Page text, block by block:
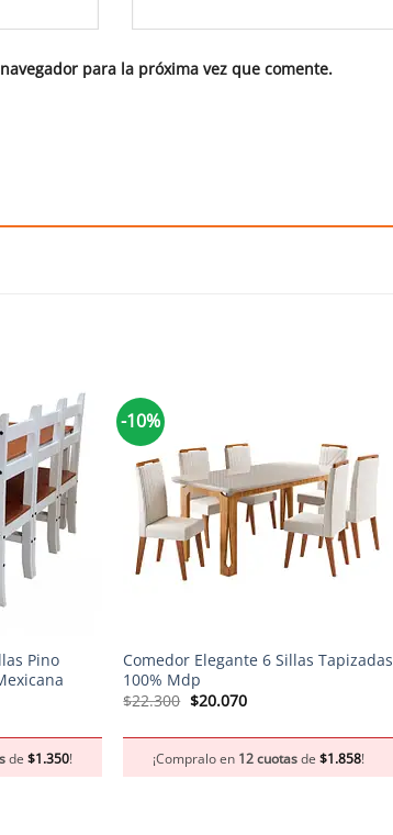
para la próxima vez que comente.
Pino
de $1.350!
-10%
Comedor Elegante 6 Sillas Tapizadas
100% Mdp
$22.300 El
$22.300.
$20.070El
$20.070.
¡Compralo en 12 cuotasde$1.858!